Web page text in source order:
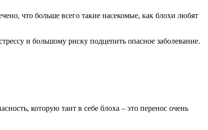
что больше всего такие насекомые, как блохи любят
и большому риску подцепить опасное заболевание.
которую таит в себе блоха – это перенос очень